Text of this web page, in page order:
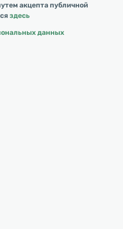
акцепта публичной
здесь
данных